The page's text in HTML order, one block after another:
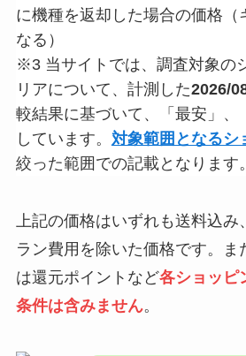
に機種を返却した場合の価格（
なる）
※3 当サイトでは、調査対象の
リアについて、計測した2026/
較結果に基づいて、「最安」、
しています。 対象範囲となるシ
絞った範囲での記載となります。
上記の価格はいずれも送料込み
ラン費用を除いた価格です。ま
は還元ポイントなど各ショッピ
条件は含みません。